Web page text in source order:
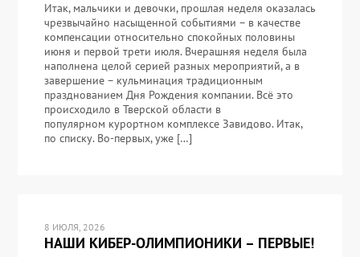
Итак, мальчики и девочки, прошлая неделя оказалась
чрезвычайно насыщенной событиями – в качестве
компенсации относительно спокойных половины
июня и первой трети июля. Вчерашняя неделя была
наполнена целой серией разных мероприятий, а в
завершение – кульминация традиционным
празднованием Дня Рождения компании. Всё это
происходило в Тверской области в
популярном курортном комплексе Завидово. Итак,
по списку. Во-первых, уже […]
8 ИЮЛЯ, 2026
НАШИ КИБЕР-ОЛИМПИОНИКИ – ПЕРВЫЕ!